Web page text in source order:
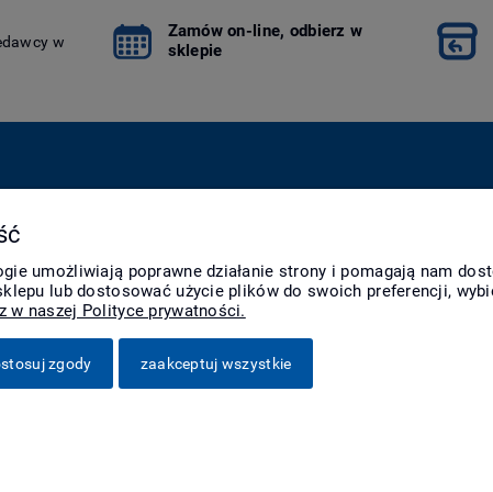
w
Zamów on-line, odbierz w
sklepie
zamówienia
konta
Raty
Czas realizacji
Czas i koszty dostawy
Polityka
Jak
umożliwiają poprawne działanie strony i pomagają nam
lub dostosować użycie plików do swoich preferencji,
w naszej Polityce prywatności.
zgody zaakceptuj wszystkie